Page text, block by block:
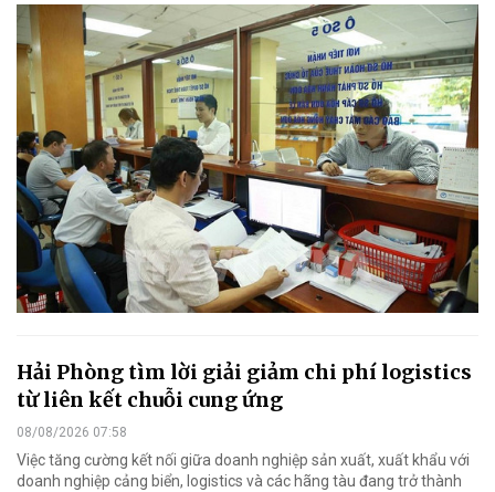
Hải Phòng tìm lời giải giảm chi phí logistics
từ liên kết chuỗi cung ứng
08/08/2026 07:58
Việc tăng cường kết nối giữa doanh nghiệp sản xuất, xuất khẩu với
doanh nghiệp cảng biển, logistics và các hãng tàu đang trở thành